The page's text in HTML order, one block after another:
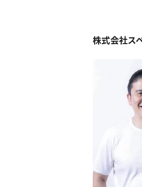
株式会社ス